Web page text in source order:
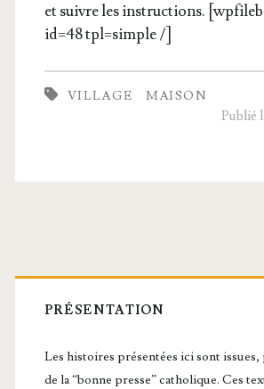
et suivre les ins­truc­tions.
id=48 tpl=simple /​]
VILLAGE
MAISON
Publié
Barre
latérale
principale
PRÉSENTATION
Les histoires présentées ici sont
de la “bonne presse” catholique. Ces